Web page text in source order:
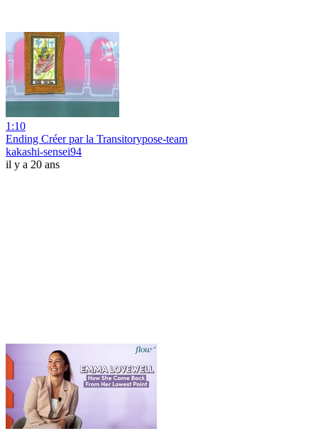
1:10
Ending Créer par la Transitorypose-team
kakashi-sensei94
il y a 20 ans